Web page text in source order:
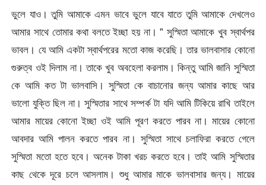
ভুলে যাও। তুমি আমাকে এমন ভাবে ভুলে যাবে যাতে তুমি আমাকে দেখলেও
আমার সাথে তোমার কথা বলতে ইচ্ছা হয় না। ” সুস্মিতা আমাকে খুব স্বার্থপর
ভাবল। যে আমি একটা স্বার্থপরের মতো কাজ করেছি। তার ভালবাসার কোনো
গুরুত্ব ওই দিলাম না। তাকে খুব অবহেলা করলাম। কিন্তু আমি জানি সুস্মিতা
কে আমি কত টা ভালবাসি। সুস্মিতা কে বাচানোর জন্য আমার কাছে আর
ভালো যুক্তি ছিল না। সুস্মিতার সাথে সম্পর্ক টা যদি আমি টিকিয়ে রাখি তাইলে
আমার মায়ের কোনো ইচ্ছা ওই আমি পূরণ করতে পারব না। মায়ের কোনো
আবদার আমি পালন করতে পারব না। সুস্মিতা সাথে চলাফিরা করতে গেলে
সুস্মিতা মতো হতে হবে। অনেক টাকা খরচ করতে হবে। তাই আমি সুস্মিতার
কাছ থেকে দূরে চলে আসলাম। শুধু আমার মাকে ভালবাসার জন্য। মায়ের